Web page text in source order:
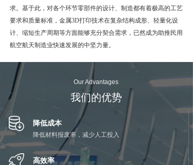
新闻动态
市场动态
求。基于此，对各个环节零部件的设计、制造都有着极高的工艺
要求和质量标准，金属3D打印技术在复杂结构成形、轻量化设
计、缩短生产周期等方面能够充分契合需求，已然成为助推民用
航空航天制造业快速发展的中坚力量。
Our Advantages
我们的优势
降低成本
降低材料报废率，减少人工投入
高效率